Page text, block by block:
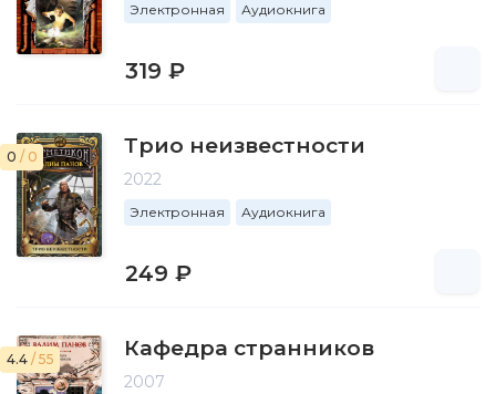
Электронная Аудиокнига
319 ₽
0 / 0 Трио неизвестности
2022
Электронная Аудиокнига
249 ₽
4.4 / 55 Кафедра странников
2007